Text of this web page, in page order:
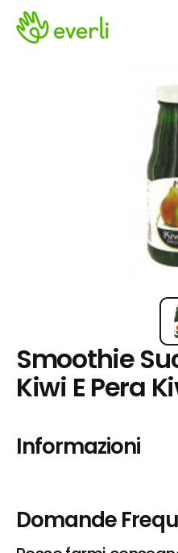
Smoothie
Kiwi E Pera
Informazioni
Domande